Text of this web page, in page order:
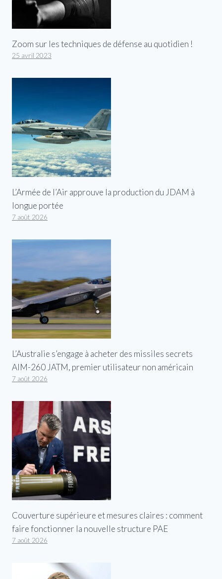
Zoom sur les techniques de défense au quotidien !
25 avril 2023
L’Armée de l’Air approuve la production du JDAM à
longue portée
7 août 2026
L’Australie s’engage à acheter des missiles secrets
AIM-260 JATM, premier utilisateur non américain
7 août 2026
Couverture supérieure et mesures claires : comment
faire fonctionner la nouvelle structure PAE
7 août 2026